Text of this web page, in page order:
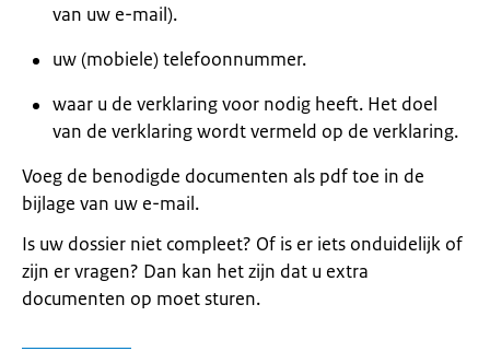
van uw e-mail).
uw (mobiele) telefoonnummer.
waar u de verklaring voor nodig heeft. Het doel
van de verklaring wordt vermeld op de verklaring.
Voeg de benodigde documenten als pdf toe in de
bijlage van uw e-mail.
Is uw dossier niet compleet? Of is er iets onduidelijk of
zijn er vragen? Dan kan het zijn dat u extra
documenten op moet sturen.